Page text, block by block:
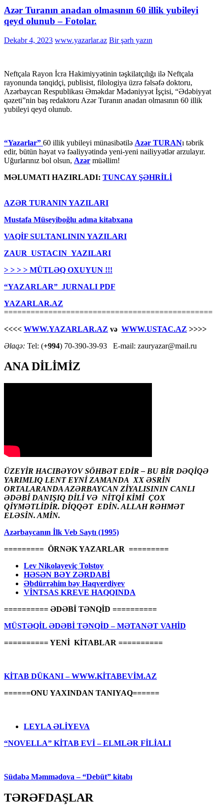
Azər Turanın anadan olmasının 60 illik yubileyi
qeyd olunub – Fotolar.
Dekabr 4, 2023 www.yazarlar.az Bir şərh yazın
Neftçala Rayon İcra Hakimiyyətinin təşkilatçılığı ilə Neftçala
rayonunda tənqidçi, publisist, filologiya üzrə fəlsəfə doktoru,
Azərbaycan Respublikası Əməkdar Mədəniyyət İşçisi, “Ədəbiyyat
qəzeti”nin baş redaktoru Azər Turanın anadan olmasının 60 illik
yubileyi qeyd olunub.
“Yazarlar” 60 illik yubileyi münasibətilə Azər TURANı təbrik
edir, bütün həyat və fəaliyyətində yeni-yeni nailiyyətlər arzulayır.
Uğurlarınız bol olsun, Azər müəllim!
MƏLUMATI HAZIRLADI: TUNCAY ŞƏHRİLİ
AZƏR TURANIN YAZILARI
Mustafa Müseyiboğlu adına kitabxana
VAQİF SULTANLININ YAZILARI
ZAUR USTACIN YAZILARI
> > > > MÜTLƏQ OXUYUN !!!
“YAZARLAR” JURNALI PDF
YAZARLAR.AZ
===============================================
<<<< WWW.YAZARLAR.AZ və WWW.USTAC.AZ >>>>
Əlaqə: Tel: (+994) 70-390-39-93 E-mail: zauryazar@mail.ru
ANA DİLİMİZ
ÜZEYİR HACIBƏYOV SÖHBƏT EDİR – BU BİR DƏQİQƏ
YARIMLIQ LENT EYNİ ZAMANDA XX ƏSRİN
ORTALARANDA AZƏRBAYCAN ZİYALISININ CANLI
ƏDƏBİ DANIŞIQ DİLİ VƏ NİTQİ KİMİ ÇOX
QİYMƏTLİDİR. DİQQƏT EDİN. ALLAH RƏHMƏT
ELƏSİN. AMİN.
Azərbaycanın İlk Veb Saytı (1995)
========= ÖRNƏK YAZARLAR =========
Lev Nikolayeviç Tolstoy
HƏSƏN BƏY ZƏRDABİ
Əbdürrəhim bəy Haqverdiyev
VİNTSAS KREVE HAQQINDA
========== ƏDƏBİ TƏNQİD ==========
MÜSTƏQİL ƏDƏBİ TƏNQİD – MƏTANƏT VAHİD
========== YENİ KİTABLAR ==========
KİTAB DÜKANI – WWW.KİTABEVİM.AZ
======ONU YAXINDAN TANIYAQ======
LEYLA ƏLİYEVA
“NOVELLA” KİTAB EVİ – ELMLƏR FİLİALI
Südabə Məmmədova – “Debüt” kitabı
TƏRƏFDAŞLAR